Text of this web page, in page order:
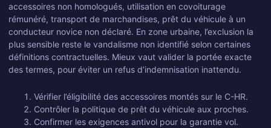
accessoires non homologués, utilisation en covoiturage
rémunéré, transport de marchandises, prêt du véhicule à un
conducteur novice non déclaré. En zone urbaine, l’exclusion la
plus sensible reste le vandalisme non identifié selon certaines
définitions contractuelles. Mieux vaut valider la portée exacte
des termes, pour éviter un refus d’indemnisation inattendu.
Vérifier l’éligibilité des accessoires montés sur le C-HR.
Contrôler la politique de prêt du véhicule aux proches.
Confirmer les exigences antivol pour la garantie vol.